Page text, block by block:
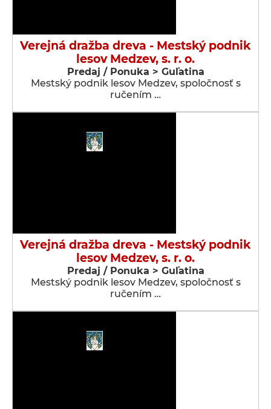
Verejná dražba dreva - Mestský podnik
lesov Medzev, s. r. o.
Predaj / Ponuka > Guľatina
Mestský podnik lesov Medzev, spoločnosť s
ručením …
Verejná dražba dreva - Mestský podnik
lesov Medzev, s. r. o.
Predaj / Ponuka > Guľatina
Mestský podnik lesov Medzev, spoločnosť s
ručením …